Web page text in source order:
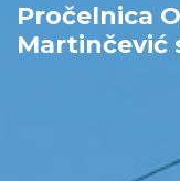
Pročelnica
Martinčević